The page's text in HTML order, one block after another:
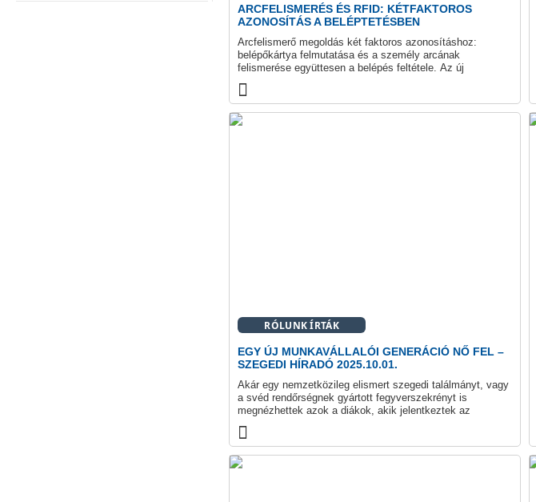
ARCFELISMERÉS ÉS RFID: KÉTFAKTOROS
AZONOSÍTÁS A BELÉPTETÉSBEN
Arcfelismerő megoldás két faktoros azonosításhoz:
belépőkártya felmutatása és a személy arcának
felismerése együttesen a belépés feltétele. Az új
szolgáltatása.
RÓLUNK ÍRTÁK
EGY ÚJ MUNKAVÁLLALÓI GENERÁCIÓ NŐ FEL –
SZEGEDI HÍRADÓ 2025.10.01.
Akár egy nemzetközileg elismert szegedi találmányt, vagy
a svéd rendőrségnek gyártott fegyverszekrényt is
megnézhettek azok a diákok, akik jelentkeztek az
Pályaválasztási Napok részeként megvalósuló
programban a vármegye 7 járásából összesen 19 általános
iskola diákja vesz részt.